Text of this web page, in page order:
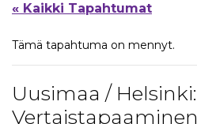
« Kaikki Tapahtumat
Tämä tapahtuma on mennyt.
Uusimaa / Helsinki:
Vertaistapaaminen